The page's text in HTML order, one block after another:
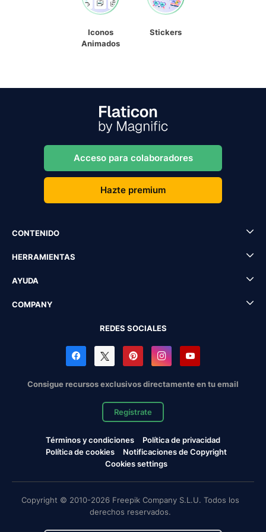
Iconos
Animados
Stickers
Acceso para colaboradores
Hazte premium
CONTENIDO
HERRAMIENTAS
AYUDA
COMPANY
REDES SOCIALES
Consigue recursos exclusivos directamente en tu email
Regístrate
Términos y condiciones
Política de privacidad
Política de cookies
Notificaciones de Copyright
Cookies settings
Copyright © 2010-2026 Freepik Company S.L.U. Todos los
derechos reservados.